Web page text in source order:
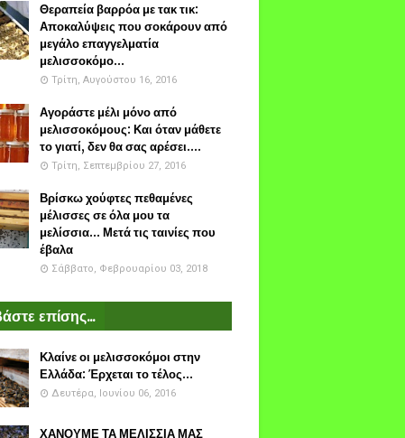
Θεραπεία βαρρόα με τακ τικ:
Αποκαλύψεις που σοκάρουν από
μεγάλο επαγγελματία
μελισσοκόμο...
Τρίτη, Αυγούστου 16, 2016
Αγοράστε μέλι μόνο από
μελισσοκόμους: Και όταν μάθετε
το γιατί, δεν θα σας αρέσει....
Τρίτη, Σεπτεμβρίου 27, 2016
Βρίσκω χούφτες πεθαμένες
μέλισσες σε όλα μου τα
μελίσσια... Μετά τις ταινίες που
έβαλα
Σάββατο, Φεβρουαρίου 03, 2018
επίσης...
Κλαίνε οι μελισσοκόμοι στην
Ελλάδα: Έρχεται το τέλος...
Δευτέρα, Ιουνίου 06, 2016
ΧΑΝΟΥΜΕ ΤΑ ΜΕΛΙΣΣΙΑ ΜΑΣ